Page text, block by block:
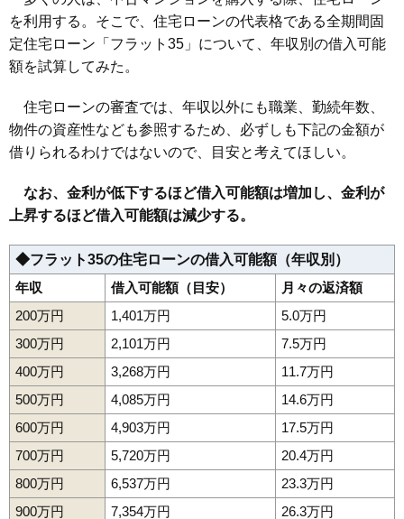
を利用する。そこで、住宅ローンの代表格である全期間固
定住宅ローン「フラット35」について、年収別の借入可能
額を試算してみた。
住宅ローンの審査では、年収以外にも職業、勤続年数、
物件の資産性なども参照するため、必ずしも下記の金額が
借りられるわけではないので、目安と考えてほしい。
なお、金利が低下するほど借入可能額は増加し、金利が
上昇するほど借入可能額は減少する。
◆フラット35の住宅ローンの借入可能額（年収別）
年収
借入可能額（目安）
月々の返済額
200万円
1,401万円
5.0万円
300万円
2,101万円
7.5万円
400万円
3,268万円
11.7万円
500万円
4,085万円
14.6万円
600万円
4,903万円
17.5万円
700万円
5,720万円
20.4万円
800万円
6,537万円
23.3万円
900万円
7,354万円
26.3万円